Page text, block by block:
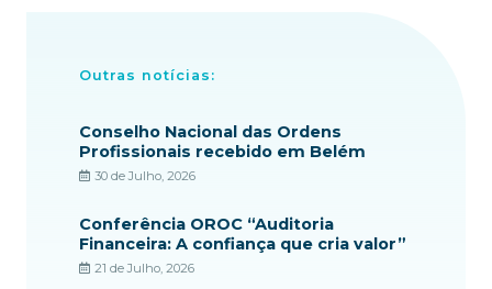
Outras notícias:
Conselho Nacional das Ordens
Profissionais recebido em Belém
30 de Julho, 2026
Conferência OROC “Auditoria
Financeira: A confiança que cria valor”
21 de Julho, 2026